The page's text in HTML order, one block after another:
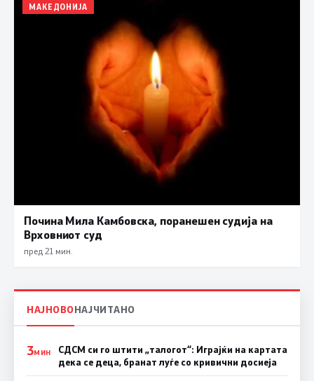
МАКЕДОНИЈА
Почина Мила Камбовска, поранешен судија на
Врховниот суд
пред 21 мин.
НАЈНОВОНАЈЧИТАНО
3МИН
СДСМ си го штити „талогот“: Играјќи на картата
дека се деца, бранат луѓе со кривични досиеја